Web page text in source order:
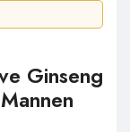
Ginseng